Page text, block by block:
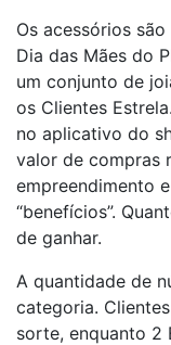
Os acessórios
Dia das Mães do
um conjunto de
os Clientes
no aplicativo do
valor de compras
empreendimento
“benefícios”.
de ganhar.
A quantidade de
categoria.
sorte, enquanto 2